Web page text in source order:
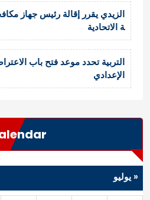
الزيدي يقرر إقالة رئيس جهاز
ة الاتحادية
التربية تحدد موعد فتح باب
الإعدادي
« يوليو